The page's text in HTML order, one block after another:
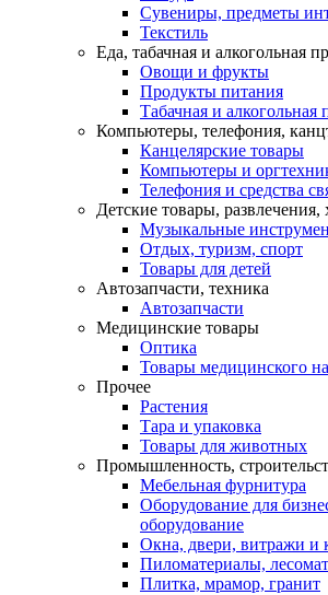
Сувениры, предметы
Текстиль
Еда, табачная и алкогольная
Овощи и фрукты
Продукты питания
Табачная и алкогольная
Компьютеры, телефония,
Канцелярские товары
Компьютеры и
Телефония и средства
Детские товары, развлечения,
Музыкальные
Отдых, туризм, спорт
Товары для детей
Автозапчасти, техника
Автозапчасти
Медицинские товары
Оптика
Товары медицинского
Прочее
Растения
Тара и упаковка
Товары для животных
Промышленность,
Мебельная фурнитура
Оборудование для
оборудование
Окна, двери, витражи и
Пиломатериалы,
Плитка, мрамор, гранит